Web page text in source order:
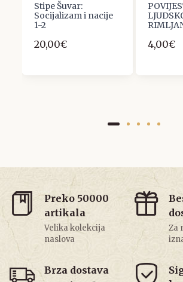
Stipe Šuvar:
Socijalizam i nacije
1-2
20,00€ 4,00€
Preko 50000
artikala
Velika kolekcija
naslova
Za
Brza dostava